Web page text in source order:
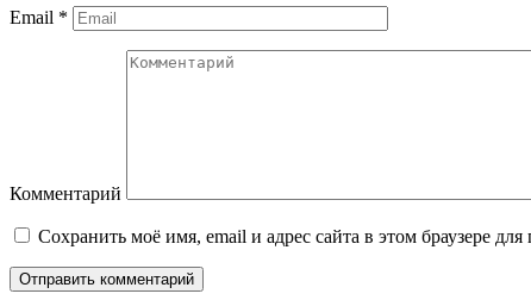
Email *
Комментарий
Сохранить моё имя, email и адрес сайта в этом браузере